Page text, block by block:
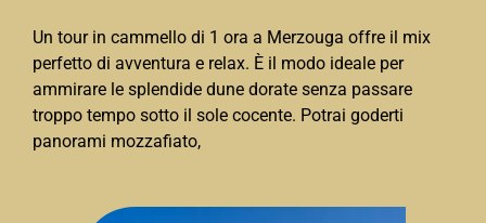
Un tour in cammello di 1 ora a Merzouga offre il mix
perfetto di avventura e relax. È il modo ideale per
ammirare le splendide dune dorate senza passare
troppo tempo sotto il sole cocente. Potrai goderti
panorami mozzafiato,